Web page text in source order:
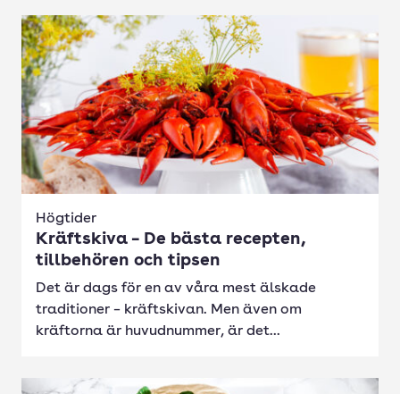
Högtider
Kräftskiva – De bästa recepten,
tillbehören och tipsen
Det är dags för en av våra mest älskade
traditioner – kräftskivan. Men även om
kräftorna är huvudnummer, är det...